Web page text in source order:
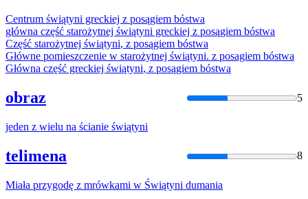
Centrum świątyni greckiej z posągiem bóstwa
główna część starożytnej świątyni greckiej z posągiem bóstwa
Część starożytnej świątyni, z posągiem bóstwa
Główne pomieszczenie w starożytnej świątyni. z posagiem bóstwa
Główna część greckiej świątyni, z posągiem bóstwa
obraz 5
jeden z wielu na ścianie świątyni
telimena 8
Miała przygodę z mrówkami w Świątyni dumania